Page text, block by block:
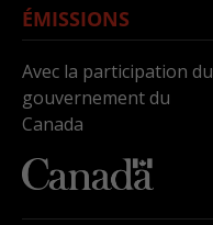
ÉMISSIONS
Avec la participation du
gouvernement du
Canada